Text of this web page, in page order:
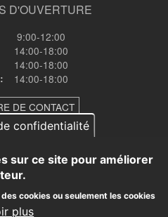
D'OUVERTURE
9:00-12:00
14:00-18:00
14:00-18:00
14:00-18:00
DE CONTACT
•mentions-legales
•🔒
confidentialité
sur ce site pour améliorer
cookies ou seulement les cookies
plus